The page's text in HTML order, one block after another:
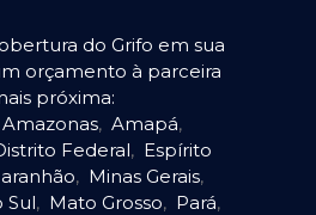
do Grifo em sua
orçamento à parceira
próxima:
Amazonas, Amapá,
Federal, Espírito
, Minas Gerais,
Sul, Mato Grosso, Pará,